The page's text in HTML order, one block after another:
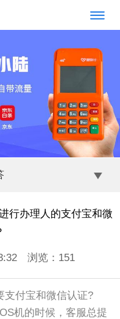
行办理人的支付宝和微
浏览： 151
支付宝和微信认证?
机的时候，客服总提